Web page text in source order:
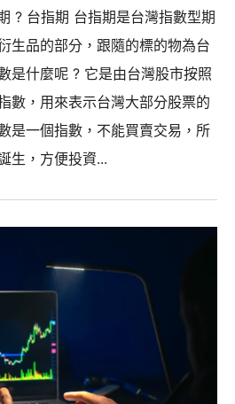
? 台指期 台指期是台灣指數型期
生品的部分，跟隨的標的物為台
是什麼呢 ? 它是由台灣股市按照
數，用來表示台灣大部分股票的
是一個指數，不能買賣交易，所
生，方便投資...